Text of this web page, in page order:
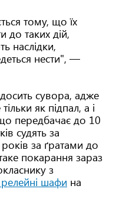
тому, що їх
до таких дій,
наслідки,
нести", —
досить сувора, адже
як підпал, а і
передбачає до 10
судять за
за ґратами до
покарання зараз
з
шафи на